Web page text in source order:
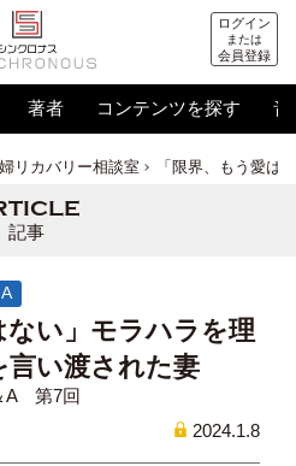
ログイン
または
会員登録
著者 コンテンツを探す 音
リカバリー相談室 「限界、もう愛は
記事
ない」モラハラを理
言い渡された妻
A 第7回
2024.1.8